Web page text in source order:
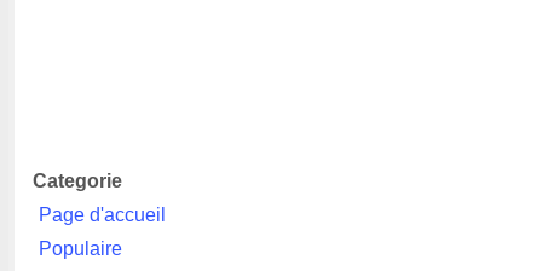
Categorie
Page d'accueil
Populaire